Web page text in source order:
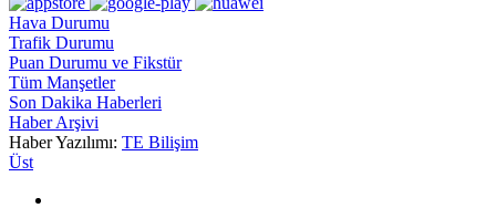
Hava Durumu
Trafik Durumu
Puan Durumu ve Fikstür
Tüm Manşetler
Son Dakika Haberleri
Haber Arşivi
Haber Yazılımı: TE Bilişim
Üst